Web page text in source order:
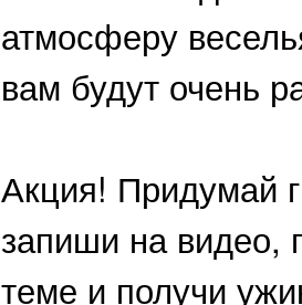
атмосферу
вам будут очень
Акция! Придумай
запиши на видео,
теме и получи